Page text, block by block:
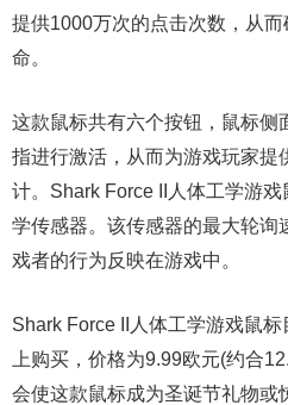
提供1000万次的点击次数，从
命。
这款鼠标共有六个按钮，鼠标侧
指进行激活，从而为游戏玩家提
计。Shark Force II人体工学游
学传感器。该传感器的最大轮询
戏者的行为反映在游戏中。
Shark Force II人体工学游戏鼠
上购买，价格为9.99欧元(约合
会使这款鼠标成为圣诞节礼物或